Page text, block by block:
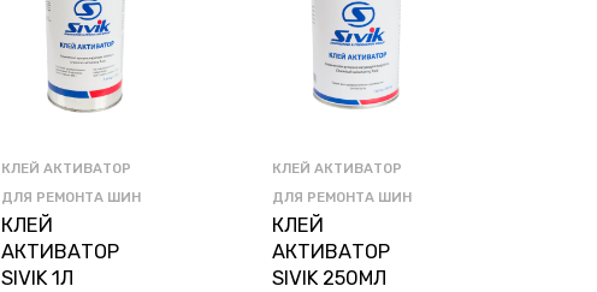
КЛЕЙ АКТИВАТОР
ДЛЯ РЕМОНТА ШИН
КЛЕЙ
АКТИВАТОР
SIVIK 1Л
КЛЕЙ АКТИВАТОР
ДЛЯ РЕМОНТА ШИН
КЛЕЙ
АКТИВАТОР
SIVIK 250МЛ